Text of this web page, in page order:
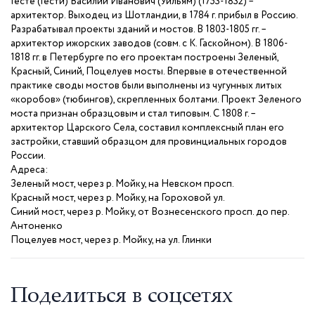
архитектор. Выходец из Шотландии, в 1784 г. прибыл в Россию.
Разрабатывал проекты зданий и мостов. В 1803-1805 гг. –
архитектор ижорских заводов (совм. с К. Гаскойном). В 1806-
1818 гг. в Петербурге по его проектам построены Зеленый,
Красный, Синий, Поцелуев мосты. Впервые в отечественной
практике своды мостов были выполнены из чугунных литых
«коробов» (тюбингов), скрепленных болтами. Проект Зеленого
моста признан образцовым и стал типовым. С 1808 г. –
архитектор Царского Села, составил комплексный план его
застройки, ставший образцом для провинциальных городов
России.
Адреса:
Зеленый мост, через р. Мойку, на Невском просп.
Красный мост, через р. Мойку, на Гороховой ул.
Синий мост, через р. Мойку, от Вознесенского просп. до пер.
Антоненко
Поцелуев мост, через р. Мойку, на ул. Глинки
Поделиться в соцсетях